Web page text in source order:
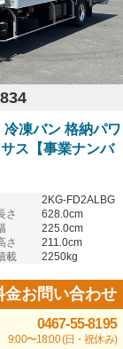
凍バン 格納パワ
ス【事業ナンバ
2KG-FD2ALBG
さ
628.0cm
225.0cm
さ
211.0cm
載
2250kg
金お問い合わせ
0467-55-8195
9:00〜18:00 (日・祝休み)